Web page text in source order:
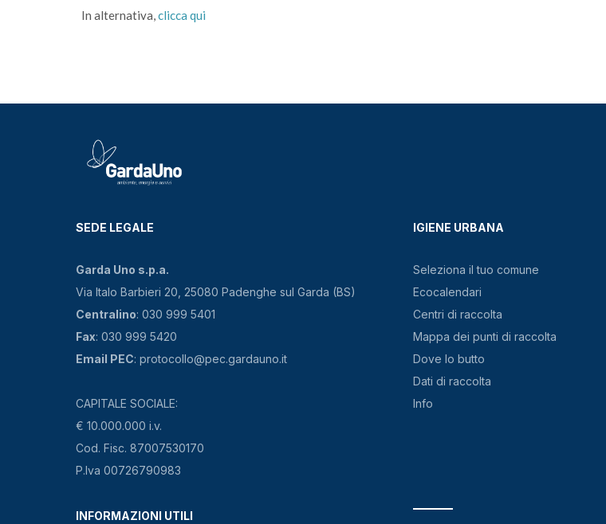
In alternativa,clicca qui
SEDE LEGALE
Garda Uno s.p.a.
Via Italo Barbieri 20, 25080 Padenghe sul Garda (BS)
Centralino: 030 999 5401
Fax: 030 999 5420
Email PEC: protocollo@pec.gardauno.it
CAPITALE SOCIALE:
€ 10.000.000 i.v.
Cod. Fisc. 87007530170
P.Iva 00726790983
IGIENE URBANA
Seleziona il tuo comune
Ecocalendari
Centri di raccolta
Mappa dei punti di raccolta
Dove lo butto
Dati di raccolta
Info
INFORMAZIONI UTILI